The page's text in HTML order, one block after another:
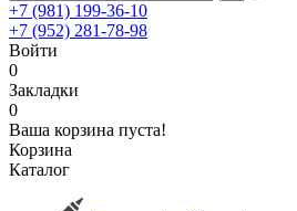
+7 (981) 199-36-10
+7 (952) 281-78-98
Войти
0
Закладки
0
Ваша корзина пуста!
Корзина
Каталог